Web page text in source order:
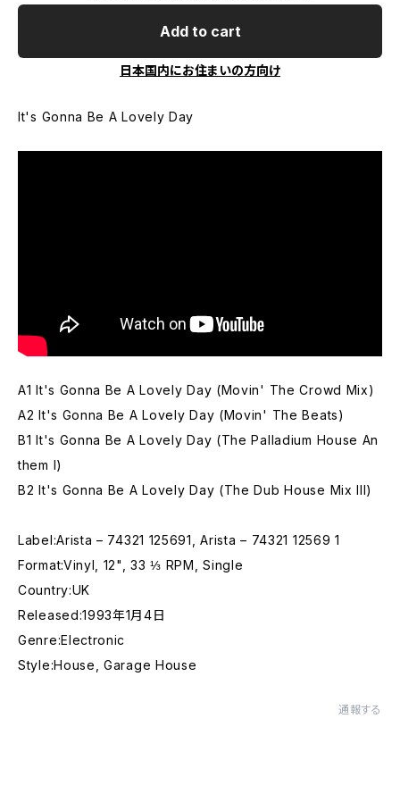
Add to cart
日本国内にお住まいの方向け
It's Gonna Be A Lovely Day
A1 It's Gonna Be A Lovely Day (Movin' The Crowd Mix)
A2 It's Gonna Be A Lovely Day (Movin' The Beats)
B1 It's Gonna Be A Lovely Day (The Palladium House An
them I)
B2 It's Gonna Be A Lovely Day (The Dub House Mix III)
Label:Arista – 74321 125691, Arista – 74321 12569 1
Format:Vinyl, 12", 33 ⅓ RPM, Single
Country:UK
Released:1993年1月4日
Genre:Electronic
Style:House, Garage House
通報する